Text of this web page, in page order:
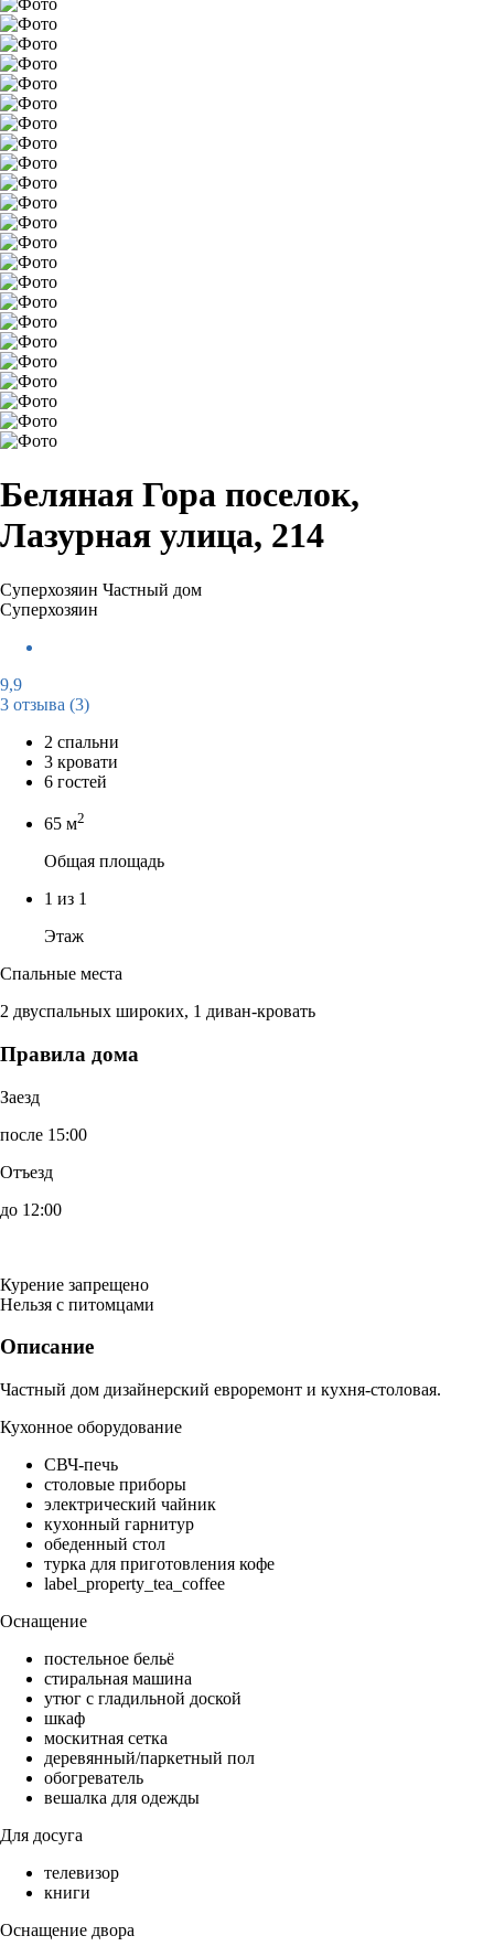
Беляная Гора поселок,
Лазурная улица, 214
Суперхозяин Частный дом
Суперхозяин
9,9
3 отзыва (3)
2 спальни
3 кровати
6 гостей
65 м2
Общая площадь
1 из 1
Этаж
Спальные места
2 двуспальных широких, 1 диван-кровать
Правила дома
Заезд
после 15:00
Отъезд
до 12:00
Курение запрещено
Нельзя с питомцами
Описание
Частный дом дизайнерский евроремонт и кухня-столовая.
Кухонное оборудование
СВЧ-печь
столовые приборы
электрический чайник
кухонный гарнитур
обеденный стол
турка для приготовления кофе
label_property_tea_coffee
Оснащение
постельное бельё
стиральная машина
утюг с гладильной доской
шкаф
москитная сетка
деревянный/паркетный пол
обогреватель
вешалка для одежды
Для досуга
телевизор
книги
Оснащение двора